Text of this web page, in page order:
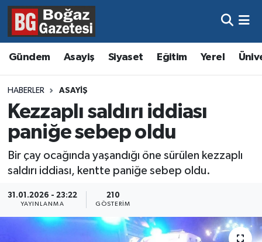
Gündem Asayiş Siyaset Eğitim Yerel
HABERLER ASAYIŞ
Kezzaplı saldırı iddiası
paniğe sebep oldu
Bir çay ocağında yaşandığı öne sürülen kezzaplı
saldırı iddiası, kentte paniğe sebep oldu.
31.01.2026 - 23:22
YAYINLANMA
210
GÖSTERIM
Asayiş
Eğitim
Gündem
Kültür ve Sanat
Magazin
Resmi İlanlar
Hava Durumu
Trafik Durumu
Süper Lig Puan Durumu ve Fikstür
Tüm Manşetler
Son Dakika Haberleri
Haber Arşivi